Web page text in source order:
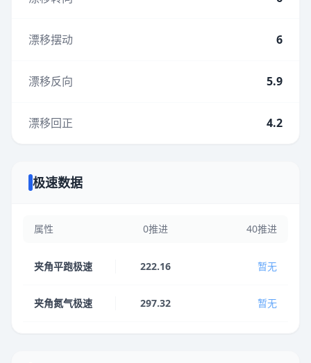
漂移摆动 6
漂移反向 5.9
漂移回正 4.2
极速数据
属性 0推进 40推进
夹角平跑极速 222.16 暂无
夹角氮气极速 297.32 暂无